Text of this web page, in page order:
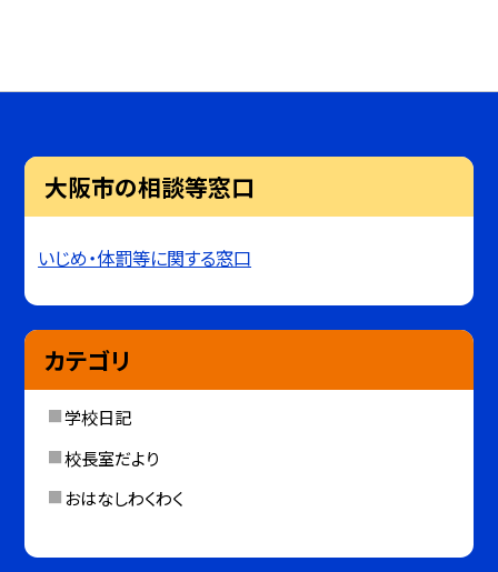
大阪市の相談等窓口
いじめ・体罰等に関する窓口
カテゴリ
学校日記
校長室だより
おはなしわくわく